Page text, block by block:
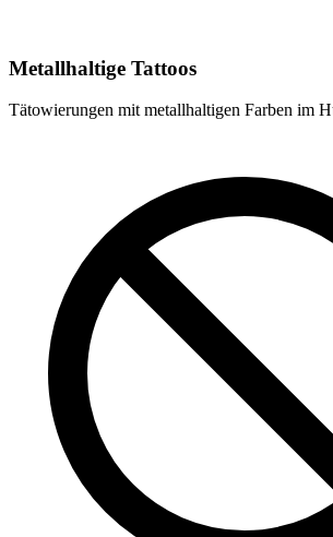
Metallhaltige Tattoos
Tätowierungen mit metallhaltigen Farben im